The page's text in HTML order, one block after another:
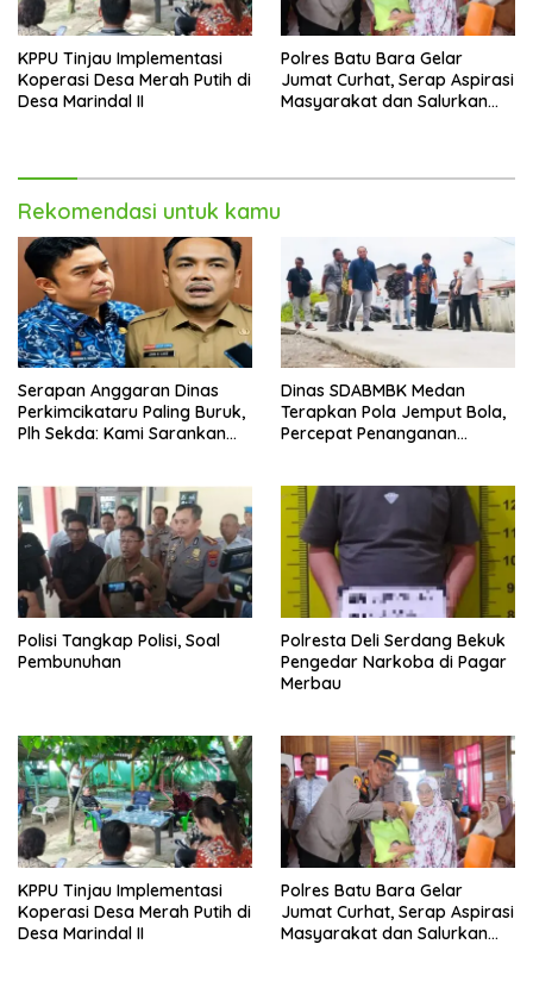
KPPU Tinjau Implementasi
Koperasi Desa Merah Putih di
Desa Marindal II
Polres Batu Bara Gelar
Jumat Curhat, Serap Aspirasi
Masyarakat dan Salurkan
Rekomendasi untuk kamu
Serapan Anggaran Dinas
Perkimcikataru Paling Buruk,
Plh Sekda: Kami Sarankan
Dinas SDABMBK Medan
Terapkan Pola Jemput Bola,
Percepat Penanganan
Polisi Tangkap Polisi, Soal
Pembunuhan
Polresta Deli Serdang Bekuk
Pengedar Narkoba di Pagar
Merbau
KPPU Tinjau Implementasi
Koperasi Desa Merah Putih di
Desa Marindal II
Polres Batu Bara Gelar
Jumat Curhat, Serap Aspirasi
Masyarakat dan Salurkan